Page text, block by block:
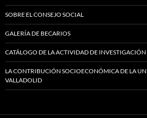
SOBRE EL CONSEJO SOCIAL
GALERÍA DE BECARIOS
CATÁLOGO DE LA ACTIVIDAD DE INVESTIGACIÓN
LA CONTRIBUCIÓN SOCIOECONÓMICA DE LA
VALLADOLID